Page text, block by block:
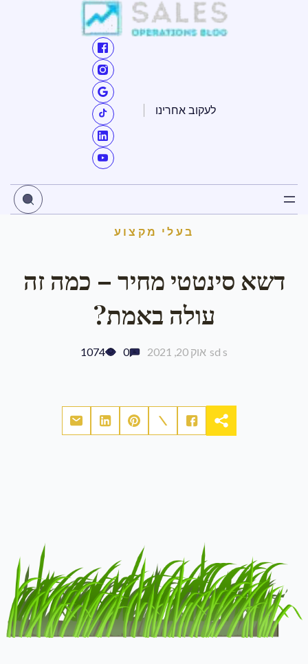
לעקוב אחרינו
בעלי מקצוע
דשא סינטטי מחיר – כמה זה
עולה באמת?
sd s אוק 20, 2021 0
1074